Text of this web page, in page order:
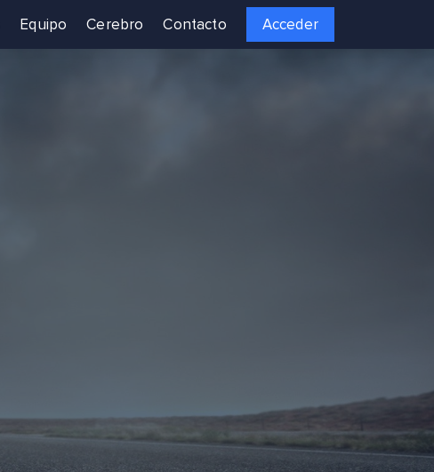
Equipo Cerebro Contacto Acceder